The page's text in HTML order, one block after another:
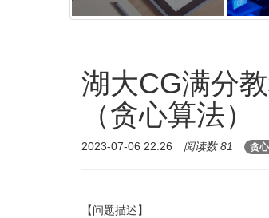
湖大CG满分
（贪心算法）
2023-07-06 22:26 阅读数 81 贪
【问题描述】